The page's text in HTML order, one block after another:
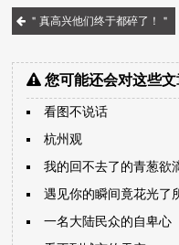
＂真高兴他们终于都碎了！＂
您可能还会对这些文
看图不说话
杭州观
我的回不去了的青葱欲
遇见你的瞬间竟花光了
一名大陆民众的自卑心